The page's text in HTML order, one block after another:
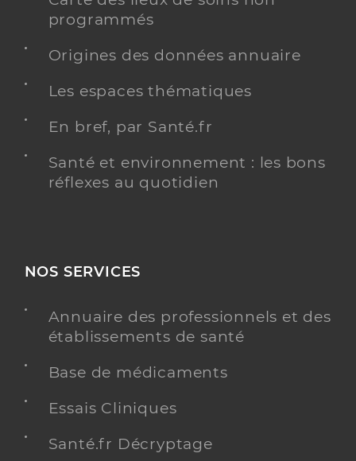
programmés
Origines des données annuaire
Les espaces thématiques
En bref, par Santé.fr
Santé et environnement : les bons
réflexes au quotidien
NOS SERVICES
Annuaire des professionnels et des
établissements de santé
Base de médicaments
Essais Cliniques
Santé.fr Décryptage